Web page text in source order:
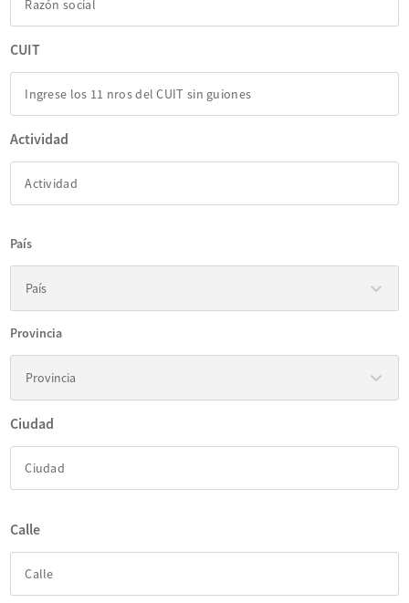
CUIT
Actividad
País
País
País
Provincia
Provincia
Provincia
Ciudad
Calle